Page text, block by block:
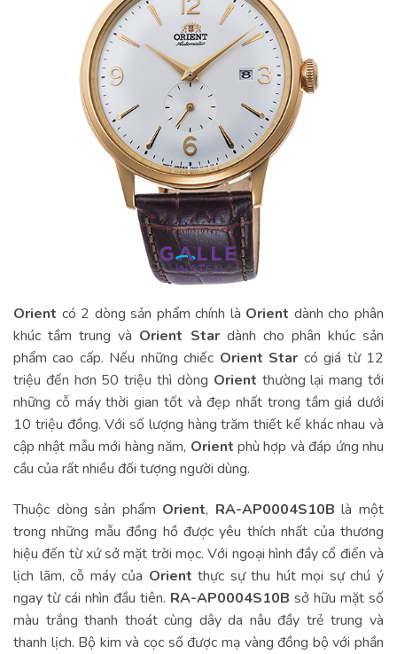
Orient có 2 dòng sản phẩm chính là Orient dành cho phân
khúc tầm trung và Orient Stardành cho phân khúc sản
phẩm cao cấp. Nếu những chiếc Orient Star có giá từ 12
triệu đến hơn 50 triệu thì dòng Orient thường lại mang tới
những cỗ máy thời gian tốt và đẹp nhất trong tầm giá dưới
10 triệu đồng. Với số lượng hàng trăm thiết kế khác nhau và
cập nhật mẫu mới hàng năm, Orient phù hợp và đáp ứng nhu
cầu của rất nhiều đối tượng người dùng.
Thuộc dòng sản phẩm Orient, RA-AP0004S10B là một
trong những mẫu đồng hồ được yêu thích nhất của thương
hiệu đến từ xứ sở mặt trời mọc. Với ngoại hình đầy cổ điển và
lịch lãm, cỗ máy của Orient thực sự thu hút mọi sự chú ý
ngay từ cái nhìn đầu tiên. RA-AP0004S10B sở hữu mặt số
màu trắng thanh thoát cùng dây da nâu đầy trẻ trung và
thanh lịch. Bộ kim và cọc số được mạ vàng đồng bộ với phần